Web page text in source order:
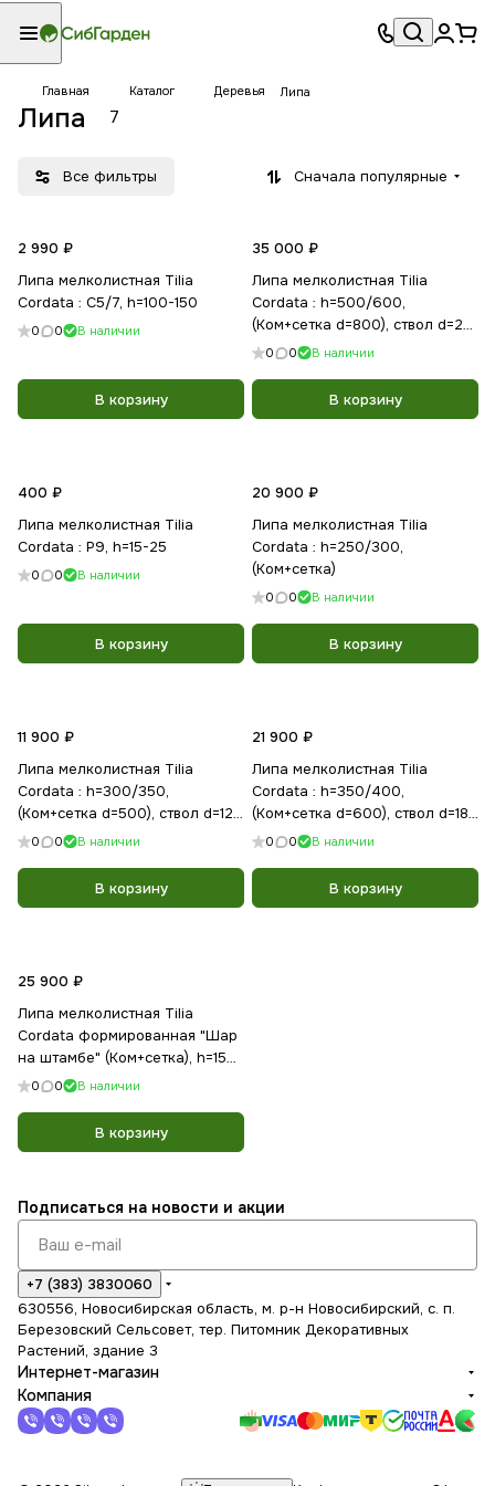
Главная Каталог Деревья Липа
Липа 7
Все фильтры Сначала популярные
2 990 ₽
Липа мелколистная Tilia
Cordata : C5/7, h=100-150
0 0 В наличии
В корзину
35 000 ₽
Липа мелколистная Tilia
Cordata : h=500/600,
(Ком+сетка d=800), ствол d=23-
25см
0 0 В наличии
В корзину
400 ₽
Липа мелколистная Tilia
Cordata : P9, h=15-25
0 0 В наличии
В корзину
20 900 ₽
Липа мелколистная Tilia
Cordata : h=250/300,
(Ком+сетка)
0 0 В наличии
В корзину
11 900 ₽
Липа мелколистная Tilia
Cordata : h=300/350,
(Ком+сетка d=500), ствол d=12-
14см
0 0 В наличии
В корзину
21 900 ₽
Липа мелколистная Tilia
Cordata : h=350/400,
(Ком+сетка d=600), ствол d=18-
20см
0 0 В наличии
В корзину
25 900 ₽
Липа мелколистная Tilia
Cordata формированная "Шар
на штамбе" (Ком+сетка), h=150-
170
0 0 В наличии
В корзину
Подписаться на новости и акции
+7 (383) 3830060
630556, Новосибирская область, м. р-н Новосибирский, с. п.
Березовский Сельсовет, тер. Питомник Декоративных
Растений, здание 3
Интернет-магазин
Компания